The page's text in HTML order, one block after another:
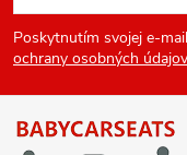
á
p
ä
Poskytnutím svojej e-
ochrany osobných údajov